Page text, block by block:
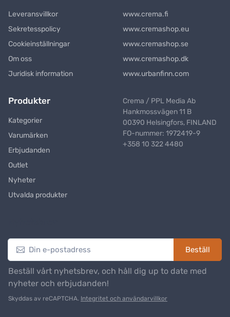
Leveransvillkor
Sekretesspolicy
Cookieinställningar
Om oss
Juridisk information
www.crema.fi
www.cremashop.eu
www.cremashop.se
www.cremashop.dk
www.urbanfinn.com
Produkter
Kategorier
Varumärken
Erbjudanden
Outlet
Nyheter
Utvalda produkter
Crema / PPL Media Ab
Hankmossvägen 11 B
00390 Helsingfors, FINLAND
FO-nummer: 1972419-9
+358 10 322 4480
Beställ
Beställ vårt nyhetsbrev, och håll dig up to date med
nyheter och erbjudanden!
Skyddas av reCAPTCHA. Integritet och användarvillkor